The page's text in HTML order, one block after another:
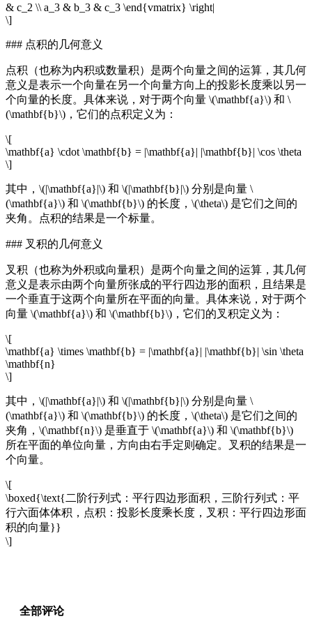
& c_2 \\ a_3 & b_3 & c_3 \end{vmatrix} \right|
\]
### 点积的几何意义
点积（也称为内积或数量积）是两个向量之间的运算，其几何
意义是表示一个向量在另一个向量方向上的投影长度乘以另一
个向量的长度。具体来说，对于两个向量 \(\mathbf{a}\) 和 \
(\mathbf{b}\)，它们的点积定义为：
\[
\mathbf{a} \cdot \mathbf{b} = |\mathbf{a}| |\mathbf{b}| \cos \theta
\]
其中，\(|\mathbf{a}|\) 和 \(|\mathbf{b}|\) 分别是向量 \
(\mathbf{a}\) 和 \(\mathbf{b}\) 的长度，\(\theta\) 是它们之间的
夹角。点积的结果是一个标量。
### 叉积的几何意义
叉积（也称为外积或向量积）是两个向量之间的运算，其几何
意义是表示由两个向量所张成的平行四边形的面积，且结果是
一个垂直于这两个向量所在平面的向量。具体来说，对于两个
向量 \(\mathbf{a}\) 和 \(\mathbf{b}\)，它们的叉积定义为：
\[
\mathbf{a} \times \mathbf{b} = |\mathbf{a}| |\mathbf{b}| \sin \theta
\mathbf{n}
\]
其中，\(|\mathbf{a}|\) 和 \(|\mathbf{b}|\) 分别是向量 \
(\mathbf{a}\) 和 \(\mathbf{b}\) 的长度，\(\theta\) 是它们之间的
夹角，\(\mathbf{n}\) 是垂直于 \(\mathbf{a}\) 和 \(\mathbf{b}\)
所在平面的单位向量，方向由右手定则确定。叉积的结果是一
个向量。
\[
\boxed{\text{二阶行列式：平行四边形面积，三阶行列式：平
行六面体体积，点积：投影长度乘长度，叉积：平行四边形面
积的向量}}
\]
全部评论